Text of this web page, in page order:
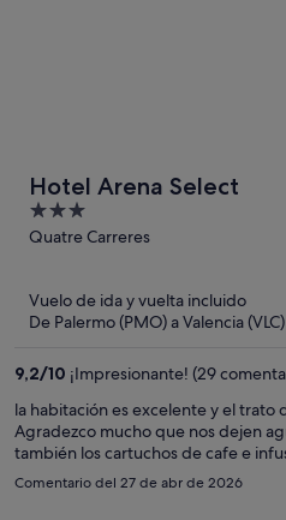
Hotel Arena Select
3
out
5
Quatre Carreres
Vuelo de ida y vuelta incluido
De Palermo (PMO) a Valencia (VLC)
9,2/10 ¡Impresionante! (29
la habitación es excelente y el trato
Agradezco mucho que nos dejen
también los cartuchos de cafe e
cuando llegas al hotel.
Comentario del 27 de abr de 2026